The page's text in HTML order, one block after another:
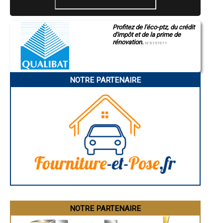
- Joint à la chaux, façade en pierre à Chappes
- Joint à la chaux, façade en pierre à Randan
- Joint à la chaux, façade en pierre à Charbonnières-les-Varennes
- Joint à la chaux, façade en pierre à Chauriat
- Joint à la chaux, façade en pierre à Enval
- Joint à la chaux, façade en pierre à Marsac-en-Livradois
- Joint à la chaux, façade en pierre à Mont-Dore
- Joint à la chaux, façade en pierre à Pérignat-sur-Allier
- Joint à la chaux, façade en pierre à Dallet
- Joint à la chaux, façade en pierre à Cunlhat
- Joint à la chaux, façade en pierre à Chabreloche
- Joint à la chaux, façade en pierre à Escoutoux
- Joint à la chaux, façade en pierre à Champeix
- Joint à la chaux, façade en pierre à Saint-Gervais-d'Auvergne
- Joint à la chaux, façade en pierre à Beauregard-l'Évêque
- Joint à la chaux, façade en pierre à Manzat
- Joint à la chaux, façade en pierre à Le Crest
- Joint à la chaux, façade en pierre à Saint-Julien-de-Coppel
- Joint à la chaux, façade en pierre à Coudes
- Joint à la chaux, façade en pierre à Saint-Georges-sur-Allier
Profitez de l'éco-ptz, du crédit
d'impôt et de la prime de
rénovation. N°E157671
NOTRE PARTENAIRE
NOTRE PARTENAIRE